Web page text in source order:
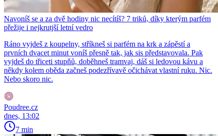
Navoníš se a za dvě hodiny nic necítíš? 7 triků, díky kterým parfém
přežije i nejkrutjší letní vedro
Ráno vyjdeš z koupelny, stříkneš si parfém na krk a zápěstí a
prvních dvacet minut voníš přesně tak, jak sis představovala. Pak
vyjdeš do třiceti stupňů, doběhneš tramvaj, dáš si ledovou kávu a
někdy kolem oběda začneš podezřívavě očichávat vlastní ruku. Nic.
Nebo skoro nic.
Poudree.cz
dnes, 13:02
7 min